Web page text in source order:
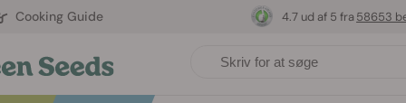
Cooking Guide 4.7 ud af 5 fra58653